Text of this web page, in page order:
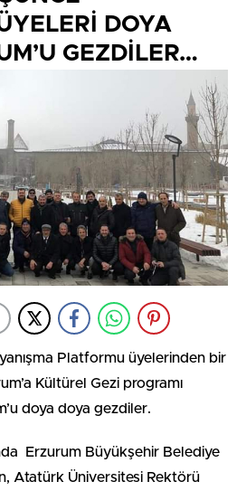
DOYA
GEZDİLER…
Platformu üyelerinden bir
Kültürel Gezi programı
doya doya gezdiler.
Erzurum Büyükşehir Belediye
Atatürk Üniversitesi Rektörü